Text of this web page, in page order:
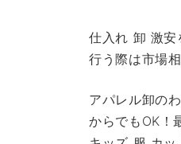
仕入れ 卸 激安
行う際は市場
アパレル卸の
からでもOK！